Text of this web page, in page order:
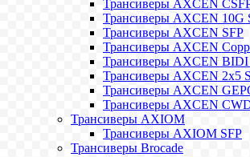
Трансиверы AXCEN
Трансиверы AXCEN 10G
Трансиверы AXCEN SFP
Трансиверы AXCEN
Трансиверы AXCEN BIDI
Трансиверы AXCEN 2x5
Трансиверы AXCEN
Трансиверы AXCEN
Трансиверы AXIOM
Трансиверы AXIOM SFP
Трансиверы Brocade